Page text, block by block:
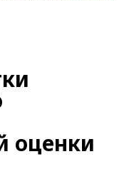
оценки